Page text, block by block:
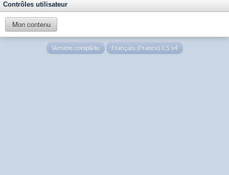
Contrôles utilisateur
Mon contenu
Version complète Français (France) LS v4